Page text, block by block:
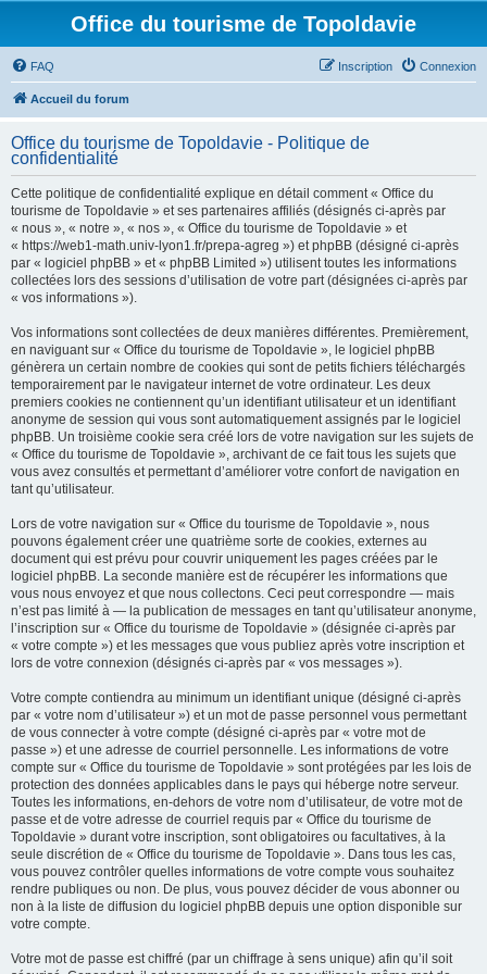
Office du tourisme de Topoldavie
FAQ Connexion
Inscription
Accueil du forum
Office du tourisme de Topoldavie - Politique de
confidentialité
Cette politique de confidentialité explique en détail comment « Office du
tourisme de Topoldavie » et ses partenaires affiliés (désignés ci-après par
« nous », « notre », « nos », « Office du tourisme de Topoldavie » et
« https://web1-math.univ-lyon1.fr/prepa-agreg ») et phpBB (désigné ci-après
par « logiciel phpBB » et « phpBB Limited ») utilisent toutes les informations
collectées lors des sessions d’utilisation de votre part (désignées ci-après par
« vos informations »).
Vos informations sont collectées de deux manières différentes. Premièrement,
en naviguant sur « Office du tourisme de Topoldavie », le logiciel phpBB
génèrera un certain nombre de cookies qui sont de petits fichiers téléchargés
temporairement par le navigateur internet de votre ordinateur. Les deux
premiers cookies ne contiennent qu’un identifiant utilisateur et un identifiant
anonyme de session qui vous sont automatiquement assignés par le logiciel
phpBB. Un troisième cookie sera créé lors de votre navigation sur les sujets de
« Office du tourisme de Topoldavie », archivant de ce fait tous les sujets que
vous avez consultés et permettant d’améliorer votre confort de navigation en
tant qu’utilisateur.
Lors de votre navigation sur « Office du tourisme de Topoldavie », nous
pouvons également créer une quatrième sorte de cookies, externes au
document qui est prévu pour couvrir uniquement les pages créées par le
logiciel phpBB. La seconde manière est de récupérer les informations que
vous nous envoyez et que nous collectons. Ceci peut correspondre — mais
n’est pas limité à — la publication de messages en tant qu’utilisateur anonyme,
l’inscription sur « Office du tourisme de Topoldavie » (désignée ci-après par
« votre compte ») et les messages que vous publiez après votre inscription et
lors de votre connexion (désignés ci-après par « vos messages »).
Votre compte contiendra au minimum un identifiant unique (désigné ci-après
par « votre nom d’utilisateur ») et un mot de passe personnel vous permettant
de vous connecter à votre compte (désigné ci-après par « votre mot de
passe ») et une adresse de courriel personnelle. Les informations de votre
compte sur « Office du tourisme de Topoldavie » sont protégées par les lois de
protection des données applicables dans le pays qui héberge notre serveur.
Toutes les informations, en-dehors de votre nom d’utilisateur, de votre mot de
passe et de votre adresse de courriel requis par « Office du tourisme de
Topoldavie » durant votre inscription, sont obligatoires ou facultatives, à la
seule discrétion de « Office du tourisme de Topoldavie ». Dans tous les cas,
vous pouvez contrôler quelles informations de votre compte vous souhaitez
rendre publiques ou non. De plus, vous pouvez décider de vous abonner ou
non à la liste de diffusion du logiciel phpBB depuis une option disponible sur
votre compte.
Votre mot de passe est chiffré (par un chiffrage à sens unique) afin qu’il soit